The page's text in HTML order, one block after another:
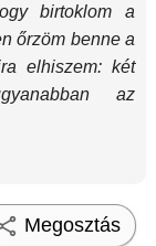
birtoklom a
őrzöm benne a
elhiszem: két
az
Megosztás